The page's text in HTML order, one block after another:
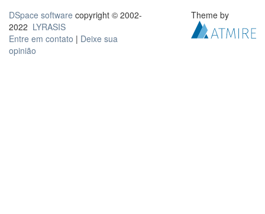
DSpace software copyright © 2002-
2022 LYRASIS
Entre em contato | Deixe sua
opinião
Theme by